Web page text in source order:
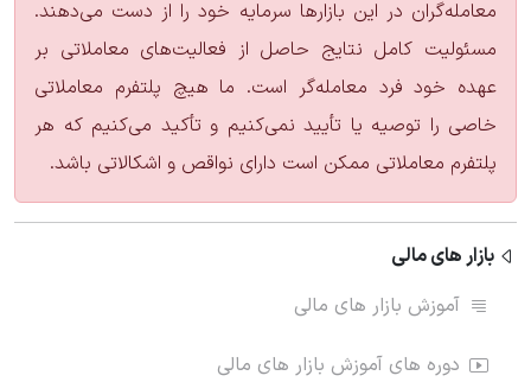
معامله‌گران در این بازارها سرمایه خود را از دست می‌دهند.
مسئولیت کامل نتایج حاصل از فعالیت‌های معاملاتی بر
عهده خود فرد معامله‌گر است. ما هیچ پلتفرم معاملاتی
خاصی را توصیه یا تأیید نمی‌کنیم و تأکید می‌کنیم که هر
پلتفرم معاملاتی ممکن است دارای نواقص و اشکالاتی باشد.
بازار های مالی
آموزش بازار های مالی
دوره های آموزش بازار های مالی